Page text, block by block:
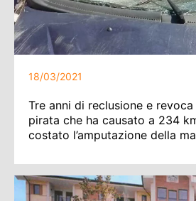
18/03/2021
Tre anni di reclusione e
pirata che ha causato a 234
costato l’amputazione della